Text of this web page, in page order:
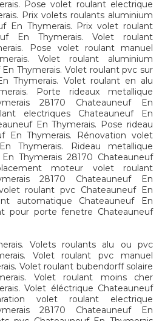
Pose volet roulant electrique
Prix volets roulants aluminium
En Thymerais. Prix volet roulant
En Thymerais. Volet roulant
Pose volet roulant manuel
Volet roulant aluminium
Thymerais. Volet roulant pvc sur
Thymerais. Volet roulant en alu
Porte rideaux metallique
28170 Chateauneuf En
electriques Chateauneuf En
En Thymerais. Pose rideau
En Thymerais. Rénovation volet
Thymerais. Rideau metallique
Thymerais 28170 Chateauneuf
moteur volet roulant
28170 Chateauneuf En
roulant pvc Chateauneuf En
automatique Chateauneuf En
pour porte fenetre Chateauneuf
Volets roulants alu ou pvc
Volet roulant pvc manuel
Volet roulant bubendorff solaire
Volet roulant moins cher
Volet éléctrique Chateauneuf
volet roulant electrique
28170 Chateauneuf En